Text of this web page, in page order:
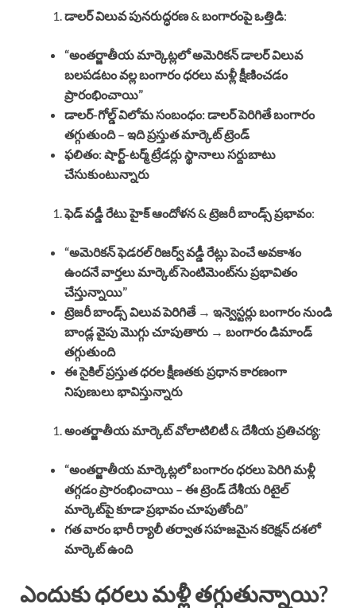
డాలర్ విలువ పునరుద్ధరణ & బంగారంపై ఒత్తిడి:
“అంతర్జాతీయ మార్కెట్లలో అమెరికన్ డాలర్ విలువ
బలపడటం వల్ల బంగారం ధరలు మళ్లీ క్షీణించడం
ప్రారంభించాయి”
డాలర్-గోల్డ్ విలోమ సంబంధం: డాలర్ పెరిగితే బంగారం
తగ్గుతుంది – ఇది ప్రస్తుత మార్కెట్ ట్రెండ్
ఫలితం: షార్ట్-టర్మ్ ట్రేడర్లు స్థానాలు సర్దుబాటు
చేసుకుంటున్నారు
ఫెడ్ వడ్డీ రేటు హైక్ ఆందోళన & ట్రెజరీ బాండ్స్ ప్రభావం:
“అమెరికన్ ఫెడరల్ రిజర్వ్ వడ్డీ రేట్లు పెంచే అవకాశం
ఉందనే వార్తలు మార్కెట్ సెంటిమెంట్‌ను ప్రభావితం
చేస్తున్నాయి”
ట్రెజరీ బాండ్స్ విలువ పెరిగితే → ఇన్వెస్టర్లు బంగారం నుండి
బాండ్ల వైపు మొగ్గు చూపుతారు → బంగారం డిమాండ్
తగ్గుతుంది
ఈ సైకిల్ ప్రస్తుత ధరల క్షీణతకు ప్రధాన కారణంగా
నిపుణులు భావిస్తున్నారు
అంతర్జాతీయ మార్కెట్ వోలాటిలిటీ & దేశీయ ప్రతిచర్య:
“అంతర్జాతీయ మార్కెట్లలో బంగారం ధరలు పెరిగి మళ్లీ
తగ్గడం ప్రారంభించాయి – ఈ ట్రెండ్ దేశీయ రిటైల్
మార్కెట్‌పై కూడా ప్రభావం చూపుతోంది”
గత వారం భారీ ర్యాలీ తర్వాత సహజమైన కరెక్షన్ దశలో
మార్కెట్ ఉంది
ఎందుకు ధరలు మళ్లీ తగ్గుతున్నాయి?